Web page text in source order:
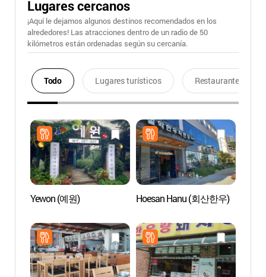
Lugares cercanos
¡Aquí le dejamos algunos destinos recomendados en los
alrededores! Las atracciones dentro de un radio de 50
kilómetros están ordenadas según su cercanía.
Todo Lugares turísticos Restaurantes
Yewon (예원) Hoesan Hanu (회산한우)